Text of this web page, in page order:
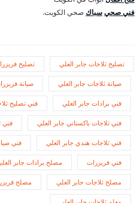
فني صحيسباك صحي الكويت.
تصليح ثلاجات جابر العلي تصليح
صيانة ثلاجات جابر العلي صيانة
فني برادات جابر العلي فني تصليح
فني ثلاجات باكستاني جابر العلي فني
فني ثلاجات هندي جابر العلي فني
فني فريزرات مصلح برادات جابر
مصلح ثلاجات جابر العلي مصلح